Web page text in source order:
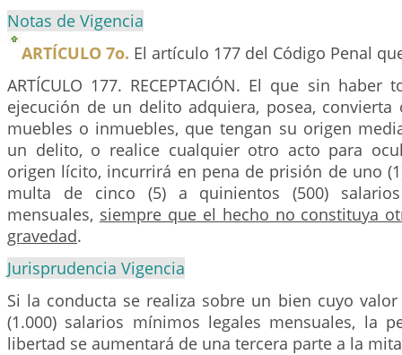
Notas de Vigencia
ARTÍCULO 7o. El artículo 177 del Código Penal
ARTÍCULO 177. RECEPTACIÓN. El que sin
ejecución de un delito adquiera, posea,
muebles o inmuebles, que tengan su origen
un delito, o realice cualquier otro acto para
origen ­lícito, incurrirá en pena de prisión de uno
multa de cinco (5) a quinientos (500)
mensuales, siempre que el hecho no constituya
gravedad.
Jurisprudencia Vigencia
Si la conducta se realiza sobre un bien cuyo
(1.000) salarios mínimos legales mensuales, la
libertad se aumentará de una tercera parte a la